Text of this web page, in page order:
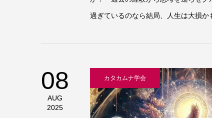
過ぎているのなら結局、人生は大損
08
AUG
2025
カタカムナ学会